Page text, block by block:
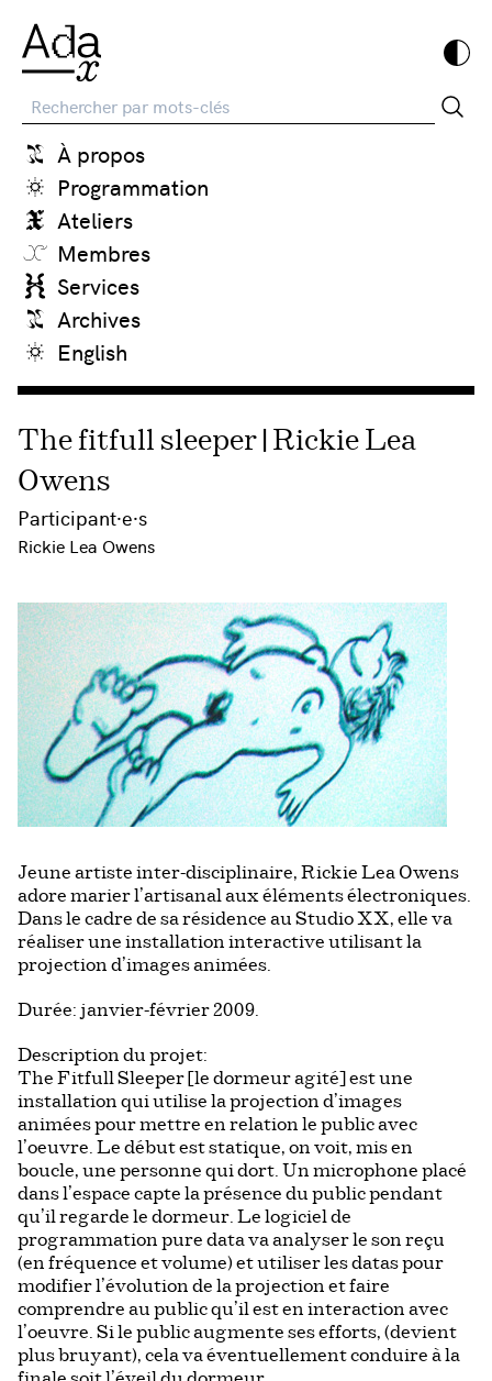
Recherche
À propos
Programmation
Ateliers
Membres
Services
Archives
English
The fitfull sleeper | Rickie Lea
Owens
Participant·e·s
Rickie Lea Owens
Jeune artiste inter-disciplinaire, Rickie Lea Owens
adore marier l’artisanal aux éléments électroniques.
Dans le cadre de sa résidence au Studio XX, elle va
réaliser une installation interactive utilisant la
projection d’images animées.
Durée: janvier-février 2009.
Description du projet:
The Fitfull Sleeper [le dormeur agité] est une
installation qui utilise la projection d’images
animées pour mettre en relation le public avec
l’oeuvre. Le début est statique, on voit, mis en
boucle, une personne qui dort. Un microphone placé
dans l’espace capte la présence du public pendant
qu’il regarde le dormeur. Le logiciel de
programmation pure data va analyser le son reçu
(en fréquence et volume) et utiliser les datas pour
modifier l’évolution de la projection et faire
comprendre au public qu’il est en interaction avec
l’oeuvre. Si le public augmente ses efforts, (devient
plus bruyant), cela va éventuellement conduire à la